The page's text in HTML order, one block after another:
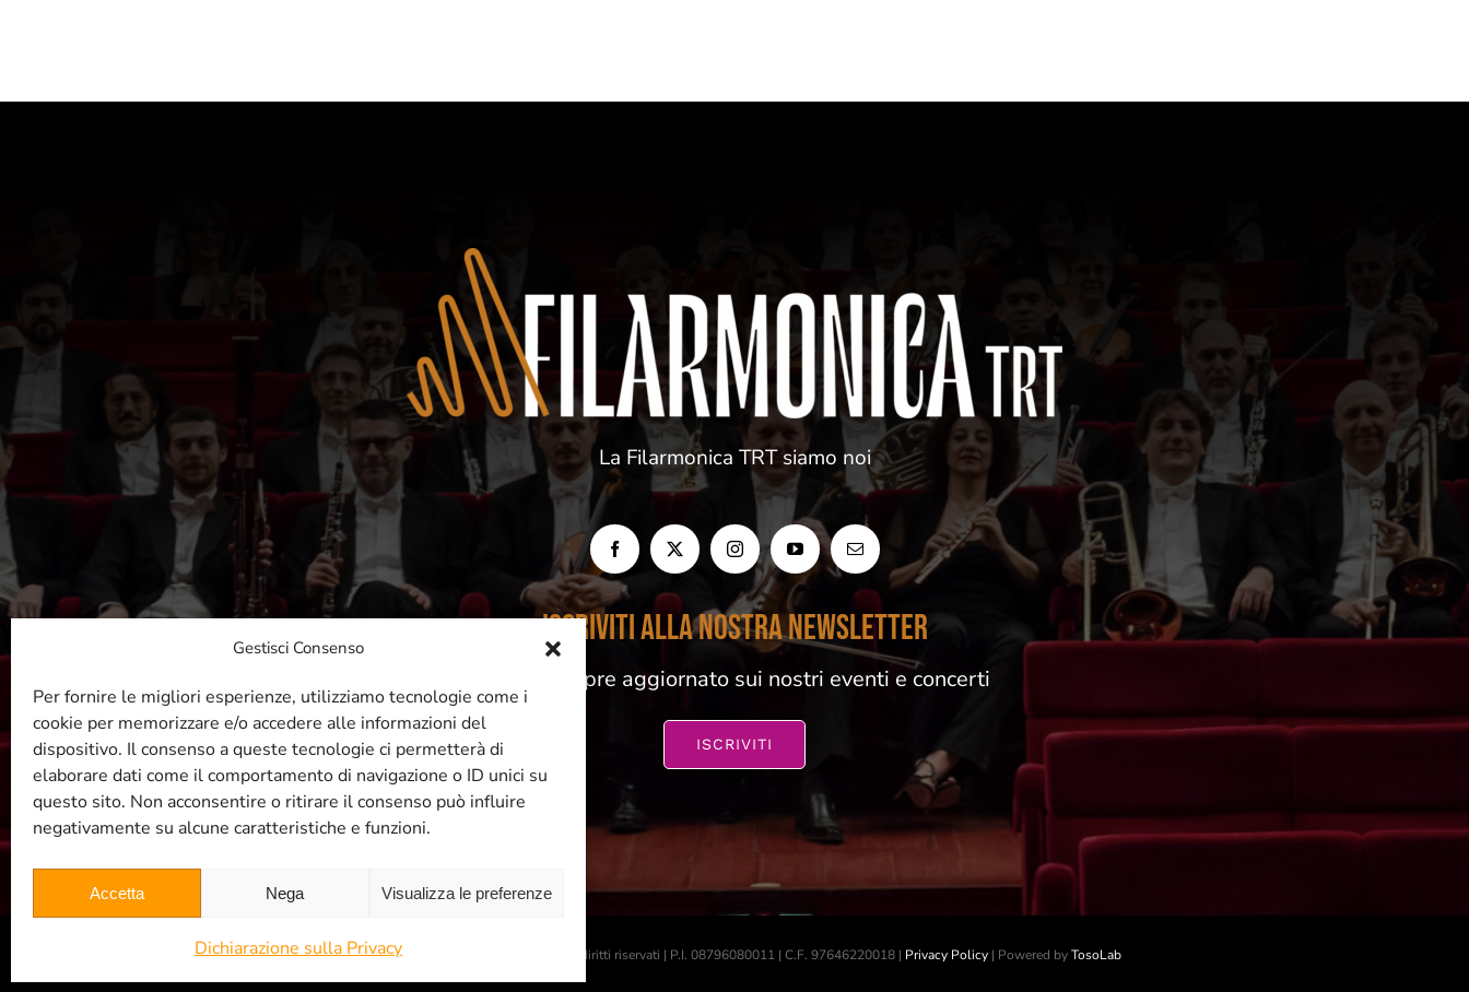
Gestisci Consenso
Per fornire le migliori esperienze, utilizziamo tecnologie come i
cookie per memorizzare e/o accedere alle informazioni del
dispositivo. Il consenso a queste tecnologie ci permetterà di
elaborare dati come il comportamento di navigazione o ID unici su
questo sito. Non acconsentire o ritirare il consenso può influire
negativamente su alcune caratteristiche e funzioni.
Accetta Nega Visualizza le preferenze
Dichiarazione sulla Privacy
La Filarmonica TRT siamo noi
ISCRIVITI ALLA NOSTRA NEWSLETTER
Resta sempre aggiornato sui nostri eventi e concerti
ISCRIVITI
© Filarmonica TRT 2004 - 2026 | Tutti i diritti riservati | P.I. 08796080011 | C.F. 97646220018 | Privacy Policy | Powered byTosoLab